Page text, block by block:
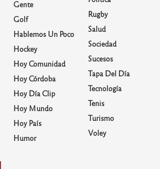
Gente
Golf
Hablemos Un Poco
Hockey
Hoy Comunidad
Hoy Córdoba
Hoy Día Clip
Hoy Mundo
Hoy País
Humor
Rugby
Salud
Sociedad
Sucesos
Tapa Del Día
Tecnología
Tenis
Turismo
Voley